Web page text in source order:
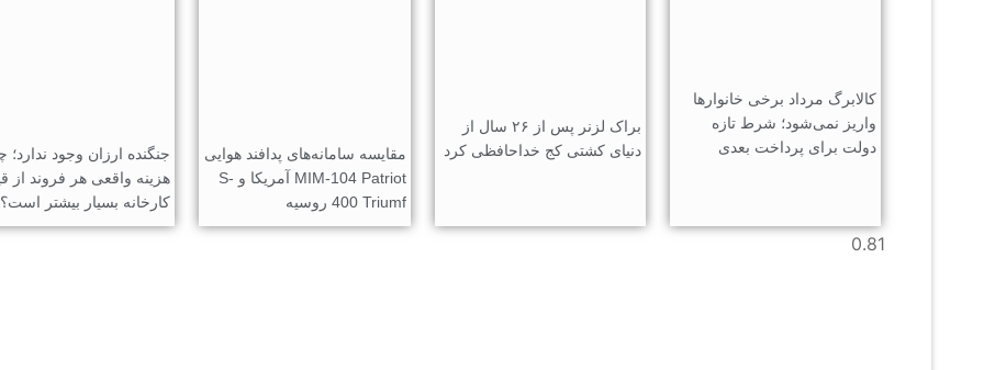
کالابرگ مرداد برخی خانوارها
واریز نمی‌شود؛ شرط تازه
دولت برای پرداخت بعدی
براک لزنر پس از ۲۶ سال از
دنیای کشتی کج خداحافظی کرد
مقایسه سامانه‌های پدافند هوایی
MIM-104 Patriot آمریکا و S-
400 Triumf روسیه
جنگنده ارزان وجود ندارد؛
هزینه واقعی هر فروند از
کارخانه بسیار بیشتر است؟